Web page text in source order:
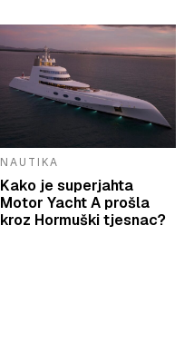
NAUTIKA
Kako je superjahta
Motor Yacht A prošla
kroz Hormuški tjesnac?